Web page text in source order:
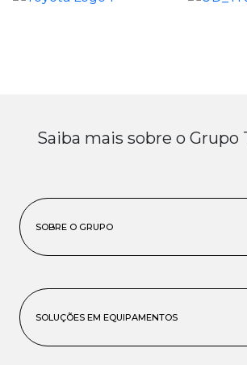
Saiba mais sobre o Grupo
SOBRE O GRUPO
SOLUÇÕES EM EQUIPAMENTOS